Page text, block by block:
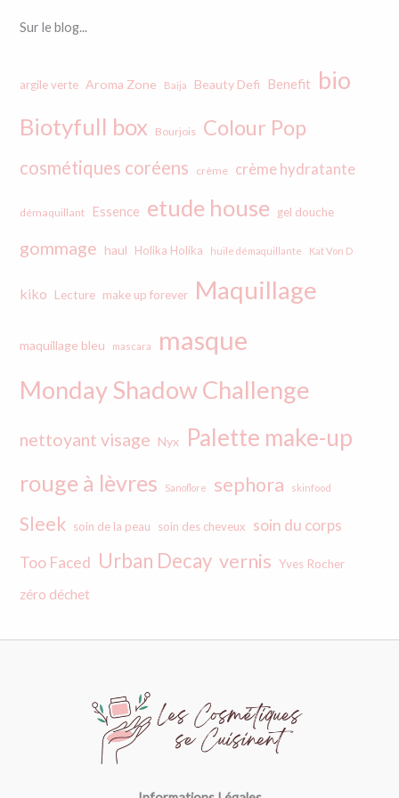
Sur le blog...
argile verte Aroma Zone Baïja Beauty Defi Benefit bio
Biotyfull box Bourjois Colour Pop
cosmétiques coréens crème crème hydratante
démaquillant Essence etude house gel douche
gommage haul Holika Holika huile démaquillante Kat Von D
kiko Lecture make up forever Maquillage
maquillage bleu mascara masque
Monday Shadow Challenge
nettoyant visage Nyx Palette make-up
rouge à lèvres Sanoflore sephora skinfood
Sleek soin de la peau soin des cheveux
soin du corps
Too Faced Urban Decay vernis Yves Rocher
zéro déchet